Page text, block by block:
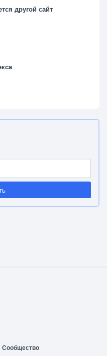
другой сайт
Сообщество